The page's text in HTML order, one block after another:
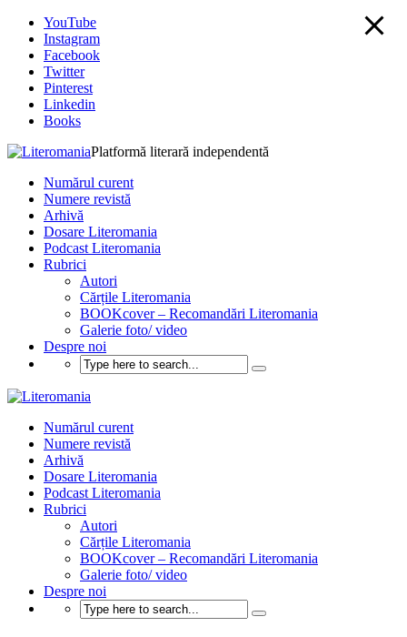
YouTube
Instagram
Facebook
Twitter
Pinterest
Linkedin
Books
Platformă literară independentă
Numărul curent
Numere revistă
Arhivă
Dosare Literomania
Podcast Literomania
Rubrici
Autori
Cărțile Literomania
BOOKcover – Recomandări Literomania
Galerie foto/ video
Despre noi
Numărul curent
Numere revistă
Arhivă
Dosare Literomania
Podcast Literomania
Rubrici
Autori
Cărțile Literomania
BOOKcover – Recomandări Literomania
Galerie foto/ video
Despre noi